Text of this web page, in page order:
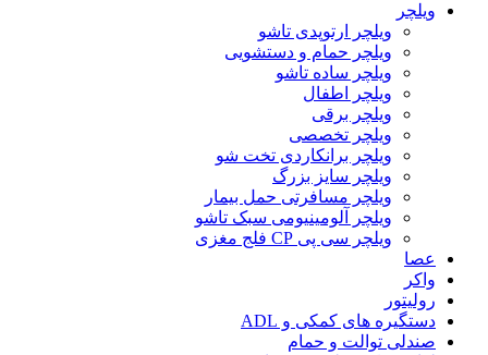
ویلچر
ویلچر ارتوپدی تاشو
ویلچر حمام و دستشویی
ویلچر ساده تاشو
ویلچر اطفال
ویلچر برقی
ویلچر تخصصی
ویلچر برانکاردی تخت شو
ویلچر سایز بزرگ
ویلچر مسافرتی حمل بیمار
ویلچر آلومینیومی سبک تاشو
ویلچر سی پی CP فلج مغزی
عصا
واکر
رولیتور
دستگیره های کمکی و ADL
صندلی توالت و حمام